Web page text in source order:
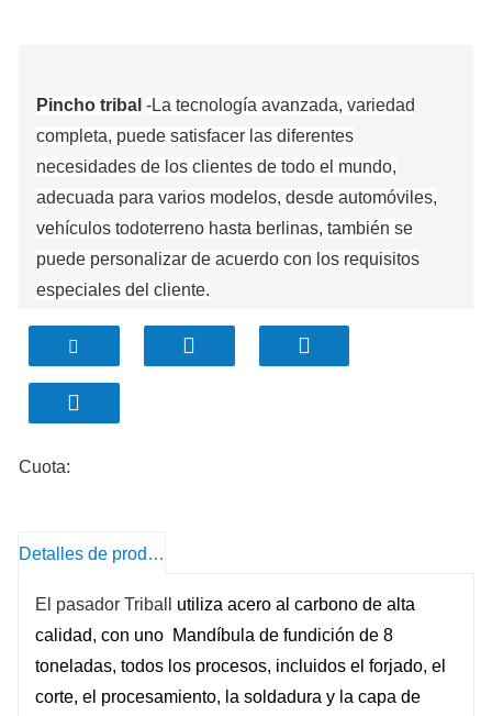
Pincho tribal -La tecnología avanzada, variedad
completa, puede satisfacer las diferentes
necesidades de los clientes de todo el mundo,
adecuada para varios modelos, desde automóviles,
vehículos todoterreno hasta berlinas, también se
puede personalizar de acuerdo con los requisitos
especiales del cliente.
Cuota:
Detalles de producto
El pasador Triball
utiliza acero al carbono de alta
calidad, con uno Mandíbula de fundición de 8
toneladas, todos los procesos, incluidos el forjado, el
corte, el procesamiento, la soldadura y la capa de